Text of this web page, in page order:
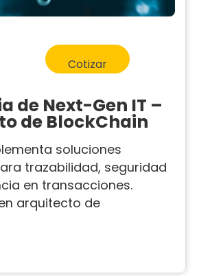
Cotizar
de Next-Gen IT –
de BlockChain
soluciones
trazabilidad, seguridad
en transacciones.
arquitecto de